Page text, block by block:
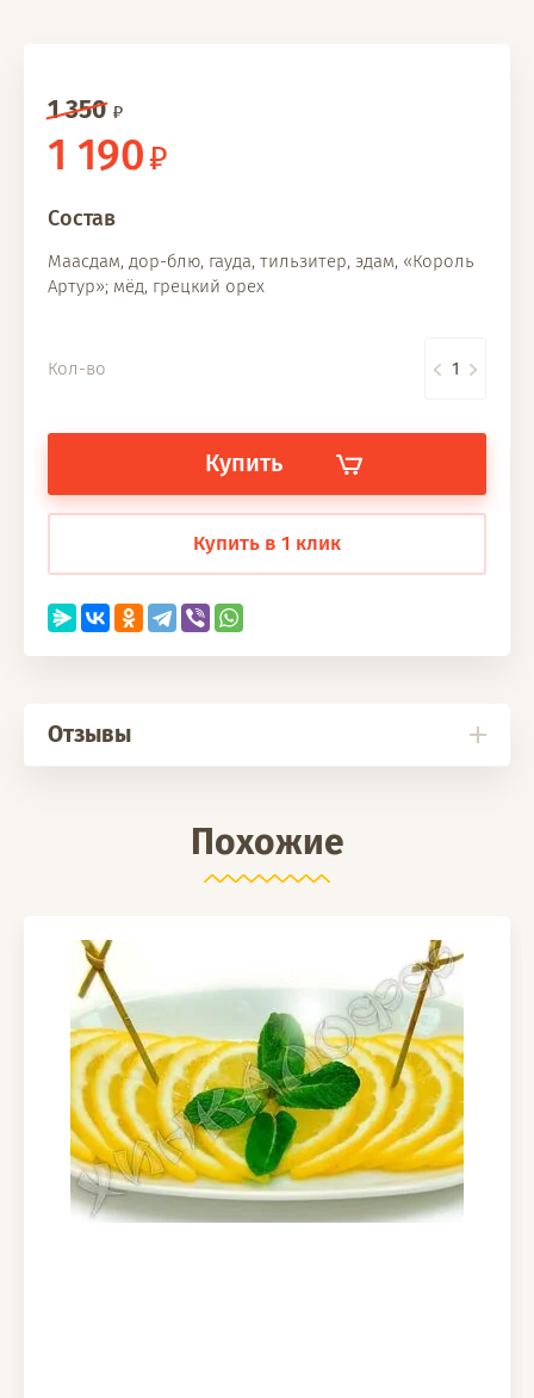
1 350
1 190
Состав
Маасдам, дор-блю, гауда, тильзитер, эдам, «Король
Артур»; мёд, грецкий орех
Кол-во
Купить
Купить в 1 клик
Отзывы
Похожие